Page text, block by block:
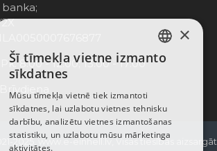
banka;
8:00 - 12:00; 13:00 - 17:00
2025, www.e-einhell.lv, Visas tiesības
LATVIAN
ENGLISH
×
Šī tīmekļa vietne izmanto
sīkdatnes
Mūsu tīmekļa vietnē tiek izmantoti
sīkdatnes, lai uzlabotu vietnes tehnisku
darbību, analizētu vietnes izmantošanas
statistiku, un uzlabotu mūsu mārketinga
aktivitātes.